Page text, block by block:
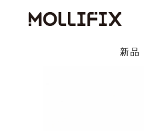
新品